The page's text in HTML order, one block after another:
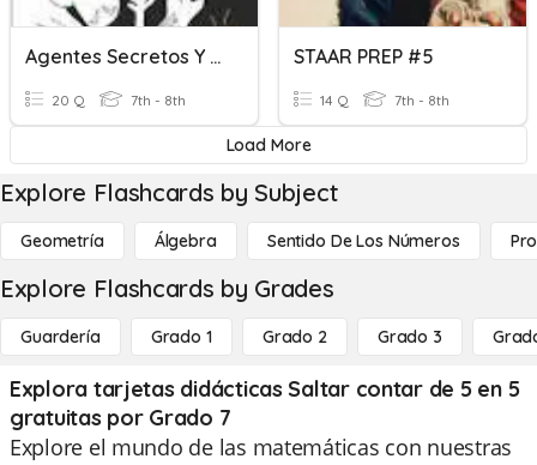
Agentes Secretos Y El Mural De Picasso 5
20 Q 7th - 8th
STAAR PREP #5
14 Q 7th - 8th
Load More
Explore Flashcards by Subject
Geometría Álgebra Sentido De Los Números
Explore Flashcards by Grades
Guardería Grado 1 Grado 2 Grado 3
Explora tarjetas didácticas Saltar contar de 5 en 5
gratuitas por Grado 7
Explore el mundo de las matemáticas con nuestras